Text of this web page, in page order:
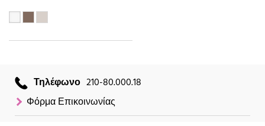
Τηλέφωνο 210-80.000.18
Φόρμα Επικοινωνίας